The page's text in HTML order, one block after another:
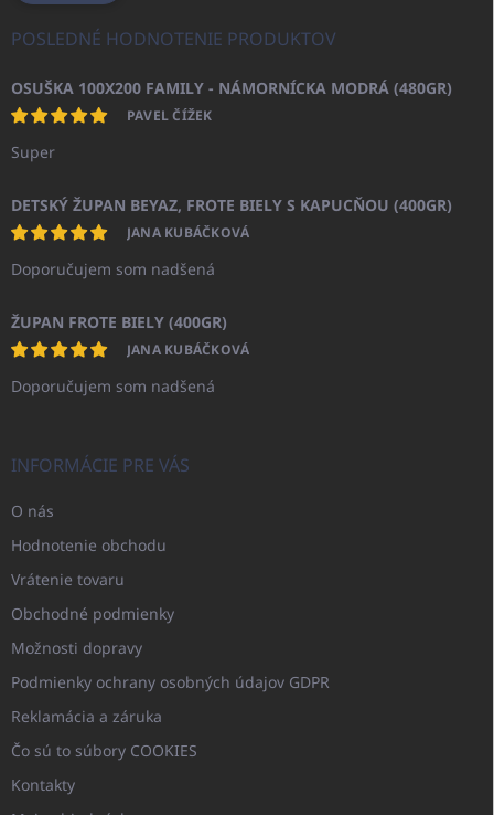
POSLEDNÉ HODNOTENIE PRODUKTOV
OSUŠKA 100X200 FAMILY - NÁMORNÍCKA MODRÁ (480GR)
PAVEL ČÍŽEK
Super
DETSKÝ ŽUPAN BEYAZ, FROTE BIELY S KAPUCŇOU (400GR)
JANA KUBÁČKOVÁ
Doporučujem som nadšená
ŽUPAN FROTE BIELY (400GR)
JANA KUBÁČKOVÁ
Doporučujem som nadšená
INFORMÁCIE PRE VÁS
O nás
Hodnotenie obchodu
Vrátenie tovaru
Obchodné podmienky
Možnosti dopravy
Podmienky ochrany osobných údajov GDPR
Reklamácia a záruka
Čo sú to súbory COOKIES
Kontakty